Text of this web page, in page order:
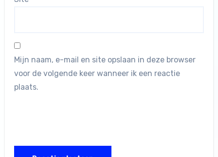
Mijn naam, e-mail en site opslaan in deze browser
voor de volgende keer wanneer ik een reactie
plaats.